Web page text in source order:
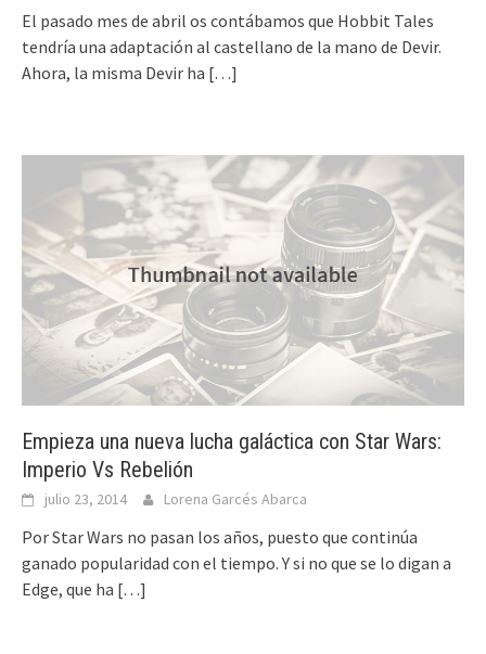
El pasado mes de abril os contábamos que Hobbit Tales
tendría una adaptación al castellano de la mano de Devir.
Ahora, la misma Devir ha […]
Empieza una nueva lucha galáctica con Star Wars:
Imperio Vs Rebelión
julio 23, 2014 Lorena Garcés Abarca
Por Star Wars no pasan los años, puesto que continúa
ganado popularidad con el tiempo. Y si no que se lo digan a
Edge, que ha […]